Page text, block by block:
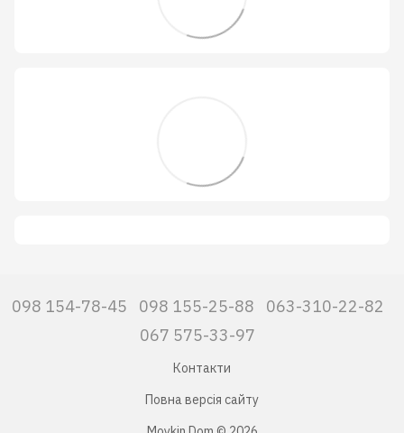
098 154-78-45 098 155-25-88
063-310-22-82
067 575-33-97
Контакти
Повна версія сайту